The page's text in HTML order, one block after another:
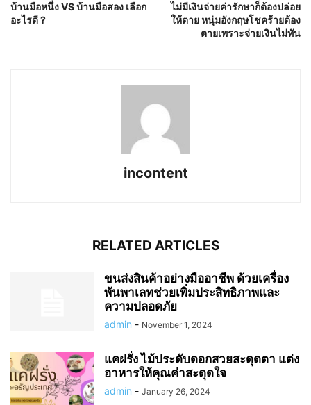
บ้านมือหนึ่ง VS บ้านมือสอง เลือก
อะไรดี ?
ไม่มีเงินจ่ายค่ารักษาก็ต้องปล่อย
ให้ตาย หนุ่มอังกฤษโชคร้ายต้อง
ตายเพราะจ่ายเงินไม่ทัน
incontent
RELATED ARTICLES
ขนส่งสินค้าอย่างมืออาชีพ ด้วยเครื่อง
พันพาเลทช่วยเพิ่มประสิทธิภาพและ
ความปลอดภัย
admin - November 1, 2024
แคฝรั่ง ไม้ประดับดอกสวยสะดุดตา แต่ง
อาหารให้คุณค่าสะดุดใจ
admin - January 26, 2024